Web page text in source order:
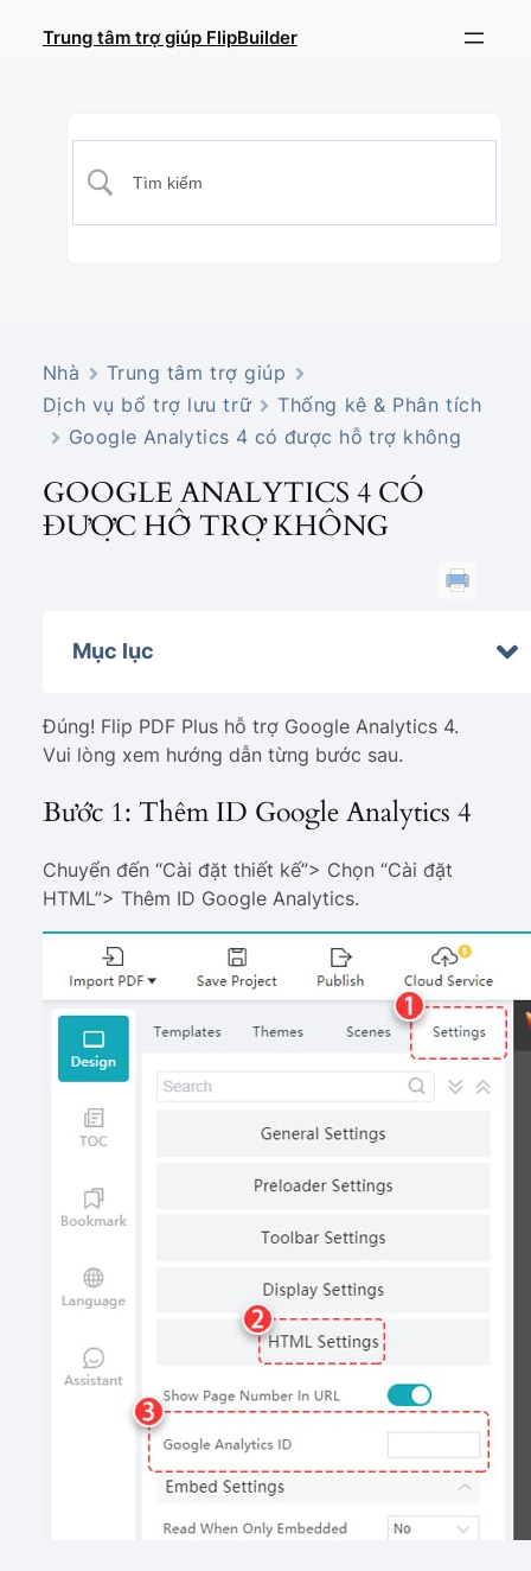
Trung tâm trợ giúp FlipBuilder
Nhà
Trung tâm trợ giúp
Dịch vụ bổ trợ lưu trữ
Thống kê & Phân tích
Google Analytics 4 có được hỗ trợ không
GOOGLE ANALYTICS 4 CÓ
ĐƯỢC HỖ TRỢ KHÔNG
Mục lục
Đúng! Flip PDF Plus hỗ trợ Google Analytics 4.
Vui lòng xem hướng dẫn từng bước sau.
Bước 1: Thêm ID Google Analytics 4
Chuyển đến “Cài đặt thiết kế”> Chọn “Cài đặt
HTML”> Thêm ID Google Analytics.